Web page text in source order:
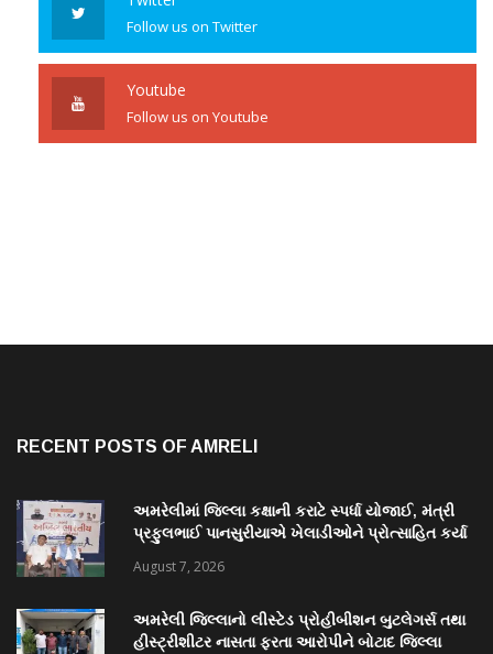
Follow us on Twitter
Youtube
Follow us on Youtube
RECENT POSTS OF AMRELI
અમરેલીમાં જિલ્લા કક્ષાની કરાટે સ્પર્ધા યોજાઈ, મંત્રી
પ્રફુલભાઈ પાનસુરીયાએ ખેલાડીઓને પ્રોત્સાહિત કર્યા
August 7, 2026
અમરેલી જિલ્લાનો લીસ્ટેડ પ્રોહીબીશન બુટલેગર્સ તથા
હીસ્ટ્રીશીટર નાસતા ફરતા આરોપીને બોટાદ જિલ્લા